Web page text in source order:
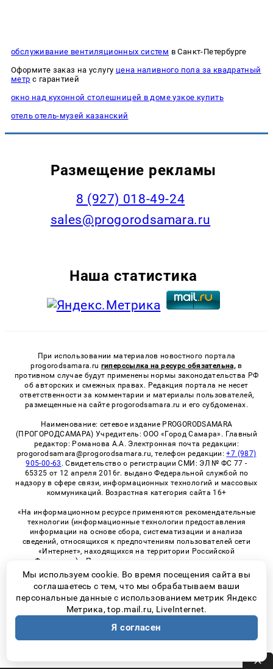
обслуживание вентиляционных систем в Санкт-Петербурге
Оформите заказ на услугу цена наливного пола за квадратный
метр с гарантией
окно над кухонной столешницей в доме узкое купить
отель отель-музей казанский
Размещение рекламы
8 (927) 018-49-24
sales@progorodsamara.ru
Наша статистика
При использовании материалов новостного портала
progorodsamara.ru гиперссылка на ресурс обязательна, в
противном случае будут применены нормы законодательства РФ
об авторских и смежных правах. Редакция портала не несет
ответственности за комментарии и материалы пользователей,
размещенные на сайте progorodsamara.ru и его субдоменах.
Наименование: сетевое издание PROGORODSAMARA
(ПРОГОРОДСАМАРА) Учредитель: ООО «Город Самара». Главный
редактор: Романова А.А. Электронная почта редакции:
progorodsamara@progorodsamara.ru, телефон редакции:+7 (987)
905-00-63 . Свидетельство о регистрации СМИ: ЭЛ № ФС 77 -
65325 от 12 апреля 2016г. выдано Федеральной службой по
надзору в сфере связи, информационных технологий и массовых
коммуникаций. Возрастная категория сайта 16+
«На информационном ресурсе применяются рекомендательные
технологии (информационные технологии предоставления
информации на основе сбора, систематизации и анализа
сведений, относящихся к предпочтениям пользователей сети
«Интернет», находящихся на территории Российской
Федерации)». Правила применения рекомендательных
технологий в виджетах рекламно-обменной сети
«СМИ2» (PDF)
© 2026 «ProGorodSamara» | Все права защищены
Возрастная категория сайта 16+
Политика конфиденциальности
Мы используем cookie. Во время посещения сайта вы
соглашаетесь с тем, что мы обрабатываем ваши
персональные данные с использованием метрик Яндекс
Метрика, top.mail.ru, LiveInternet.
Я согласен